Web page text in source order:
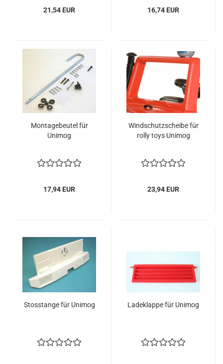
21,54 EUR 16,74 EUR
Montagebeutel für
Unimog
17,94 EUR
Windschutzscheibe für
rolly toys Unimog
23,94 EUR
Stosstange für Unimog Ladeklappe für Unimog